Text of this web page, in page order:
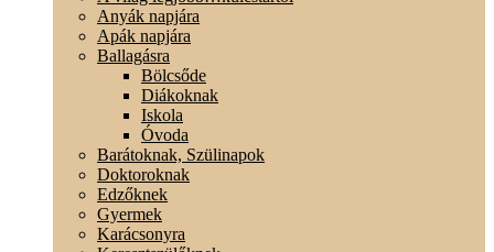
Anyák napjára
Apák napjára
Ballagásra
Bölcsőde
Diákoknak
Iskola
Óvoda
Barátoknak, Szülinapok
Doktoroknak
Edzőknek
Gyermek
Karácsonyra